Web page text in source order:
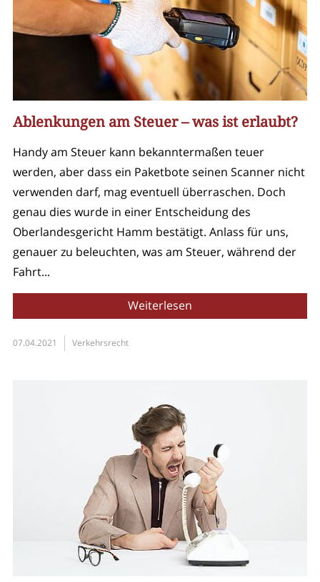
Ablenkungen am Steuer – was ist erlaubt?
Handy am Steuer kann bekanntermaßen teuer
werden, aber dass ein Paketbote seinen Scanner nicht
verwenden darf, mag eventuell überraschen. Doch
genau dies wurde in einer Entscheidung des
Oberlandesgericht Hamm bestätigt. Anlass für uns,
genauer zu beleuchten, was am Steuer, während der
Fahrt...
Weiterlesen
07.04.2021 Verkehrsrecht